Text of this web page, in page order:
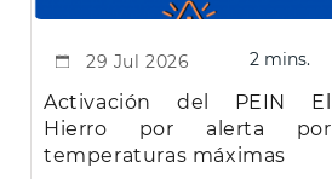
29 Jul 2026 2 mins.
Activación del PEIN El
Hierro por alerta por
temperaturas máximas